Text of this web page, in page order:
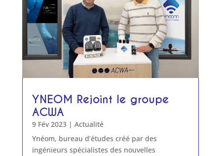
YNEOM Rejoint le groupe
ACWA
9 Fév 2023| Actualité
Ynéom, bureau d’études créé par des
ingénieurs spécialistes des nouvelles